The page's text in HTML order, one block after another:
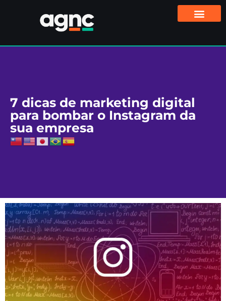
7 dicas de marketing digital
para bombar o Instagram da
sua empresa